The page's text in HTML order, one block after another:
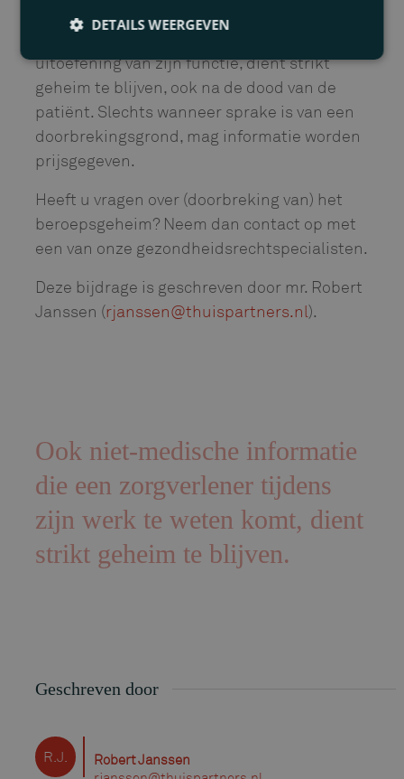
niet-medische informatie die de
zorgverlener te weten komt tijdens de
uitoefening van zijn functie, dient strikt
geheim te blijven, ook na de dood van de
patiënt. Slechts wanneer sprake is van een
doorbrekingsgrond, mag informatie worden
prijsgegeven.
Heeft u vragen over (doorbreking van) het
beroepsgeheim? Neem dan contact op met
een van onze gezondheidsrechtspecialisten.
Deze bijdrage is geschreven door mr. Robert
Janssen (rjanssen@thuispartners.nl).
Ook niet-medische informatie
die een zorgverlener tijdens
zijn werk te weten komt, dient
strikt geheim te blijven.
Geschreven door
R.J.
Robert Janssen
DETAILS WEERGEVEN